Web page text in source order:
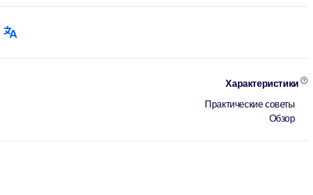
Характеристики
Практические советы
Обзор